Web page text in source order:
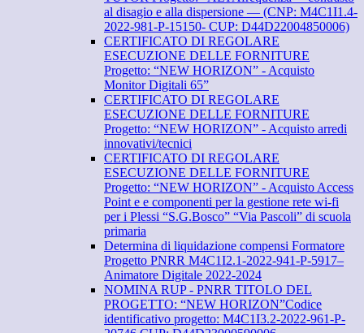
al disagio e alla dispersione — (CNP: M4C1I1.4-
2022-981-P-15150- CUP: D44D22004850006)
CERTIFICATO DI REGOLARE
ESECUZIONE DELLE FORNITURE
Progetto: “NEW HORIZON” - Acquisto
Monitor Digitali 65”
CERTIFICATO DI REGOLARE
ESECUZIONE DELLE FORNITURE
Progetto: “NEW HORIZON” - Acquisto arredi
innovativi/tecnici
CERTIFICATO DI REGOLARE
ESECUZIONE DELLE FORNITURE
Progetto: “NEW HORIZON” - Acquisto Access
Point e e componenti per la gestione rete wi-fi
per i Plessi “S.G.Bosco” “Via Pascoli” di scuola
primaria
Determina di liquidazione compensi Formatore
Progetto PNRR M4C1I2.1-2022-941-P-5917–
Animatore Digitale 2022-2024
NOMINA RUP - PNRR TITOLO DEL
PROGETTO: “NEW HORIZON”Codice
identificativo progetto: M4C1I3.2-2022-961-P-